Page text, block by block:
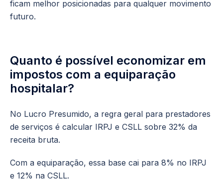
ficam melhor posicionadas para qualquer movimento
futuro.
Quanto é possível economizar em
impostos com a equiparação
hospitalar?
No Lucro Presumido, a regra geral para prestadores
de serviços é calcular IRPJ e CSLL sobre 32% da
receita bruta.
Com a equiparação, essa base cai para 8% no IRPJ
e 12% na CSLL.